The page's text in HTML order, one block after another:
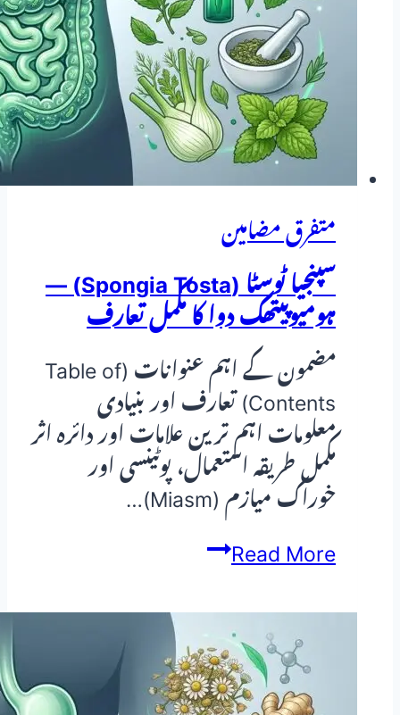
متفرق مضامین
سپنجیا ٹوسٹا (Spongia Tosta) —
ہومیوپیتھک دوا کا مکمل تعارف
مضمون کے اہم عنوانات (Table of
Contents) تعارف اور بنیادی
معلومات اہم ترین علامات اور دائرہ اثر
مکمل طریقہ استعمال، پوٹینسی اور
خوراک میازم (Miasm)…
Read Moreسپنجیا
(Spongia
Tosta)
—